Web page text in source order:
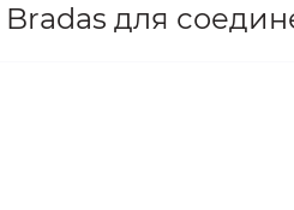
для